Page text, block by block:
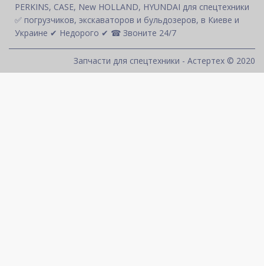
PERKINS, CASE, New HOLLAND, HYUNDAI для спецтехники
✅ погрузчиков, экскаваторов и бульдозеров, в Киеве и
Украине ✔ Недорого ✔ ☎ Звоните 24/7
Запчасти для спецтехники - Астертех © 2020